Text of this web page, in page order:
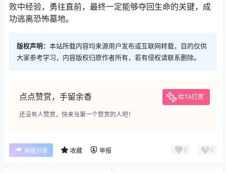
败中经验，勇往直前，最终一定能够夺回生命的关键，成
功逃离恐怖墓地。
版权声明： 本站所载内容均来源用户发布或互联网转载，目的仅供
大家参考学习，内容版权归原作者所有，若有侵权请联系删除。
点点赞赏，手留余香 给TA打赏
还没有人赞赏，快来当第一个赞赏的人吧！
海报分享 收藏 举报 0 0